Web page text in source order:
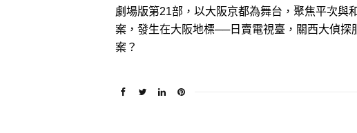
劇場版第21部，以大阪京都為舞台，聚焦平次與
案，發生在大阪地標──日賣電視臺，關西大偵探
案？